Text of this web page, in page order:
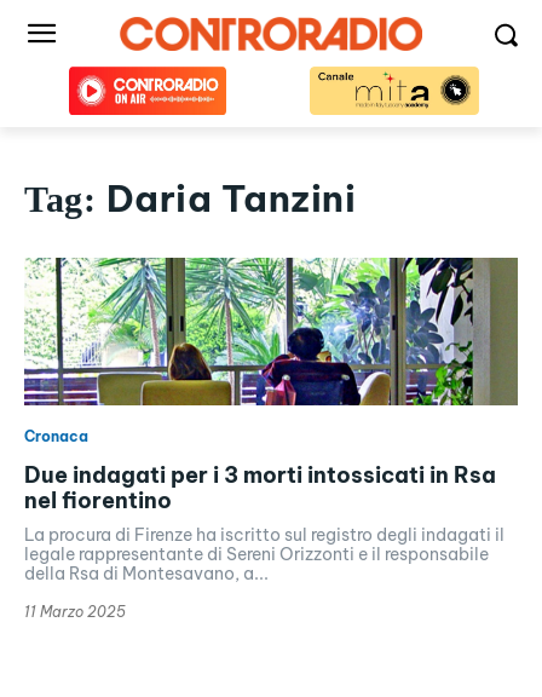
Tag: Daria Tanzini
Cronaca
Due indagati per i 3 morti intossicati in Rsa
nel fiorentino
La procura di Firenze ha iscritto sul registro degli indagati il
legale rappresentante di Sereni Orizzonti e il responsabile
della Rsa di Montesavano, a...
11 Marzo 2025